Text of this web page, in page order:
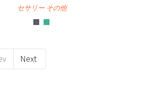
セサリー その他
Next